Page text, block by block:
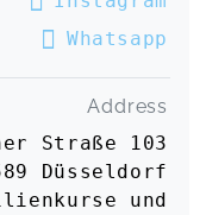
den Kurs leitet
Sowohl
Lieder, als auch
60
Whatsapp
Address
Straße 103
Düsseldorf
und